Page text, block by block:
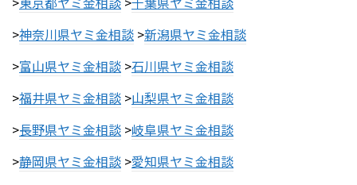
>神奈川県ヤミ金相談 >新潟県ヤミ金相談
>富山県ヤミ金相談 >石川県ヤミ金相談
>福井県ヤミ金相談 >山梨県ヤミ金相談
>長野県ヤミ金相談 >岐阜県ヤミ金相談
>静岡県ヤミ金相談 >愛知県ヤミ金相談